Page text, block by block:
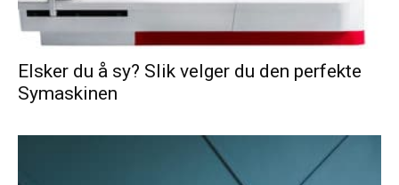
Elsker du å sy? Slik velger du den perfekte
Symaskinen